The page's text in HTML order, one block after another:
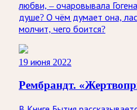
любви, – очаровывала
душе? О чём думает она,
молчит, чего боится?
19 июня 2022
Рембрандт.